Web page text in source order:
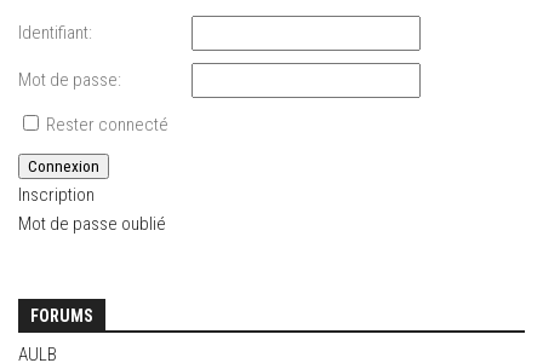
Identifiant:
Mot de passe:
Rester connecté
Connexion
Inscription
Mot de passe oublié
FORUMS
AULB